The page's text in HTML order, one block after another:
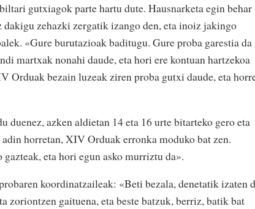
gutxiagok parte hartu dute. Hausnarketa egin behar
zehazki zergatik izango den, eta inoiz jakingo
«Gure burutazioak baditugu. Gure proba garestia da
martxak nonahi daude, eta hori ere kontuan hartzekoa
Orduak bezain luzeak ziren proba gutxi daude, eta
duenez, azken aldietan 14 eta 16 urte bitarteko gero eta
horretan, XIV Orduak erronka moduko bat zen.
eta hori egun asko murriztu da».
koordinatzaileak: «Beti bezala, denetatik izaten
zoriontzen gaituena, eta beste batzuk, berriz, batik bat